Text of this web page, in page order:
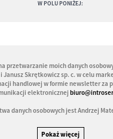
W POLU PONIŻEJ:
przetwarzanie moich danych
Janusz Skrętkowicz sp. c. w celu
handlowej w formie newsletter za
elektronicznej
danych osobowych jest Andrzej